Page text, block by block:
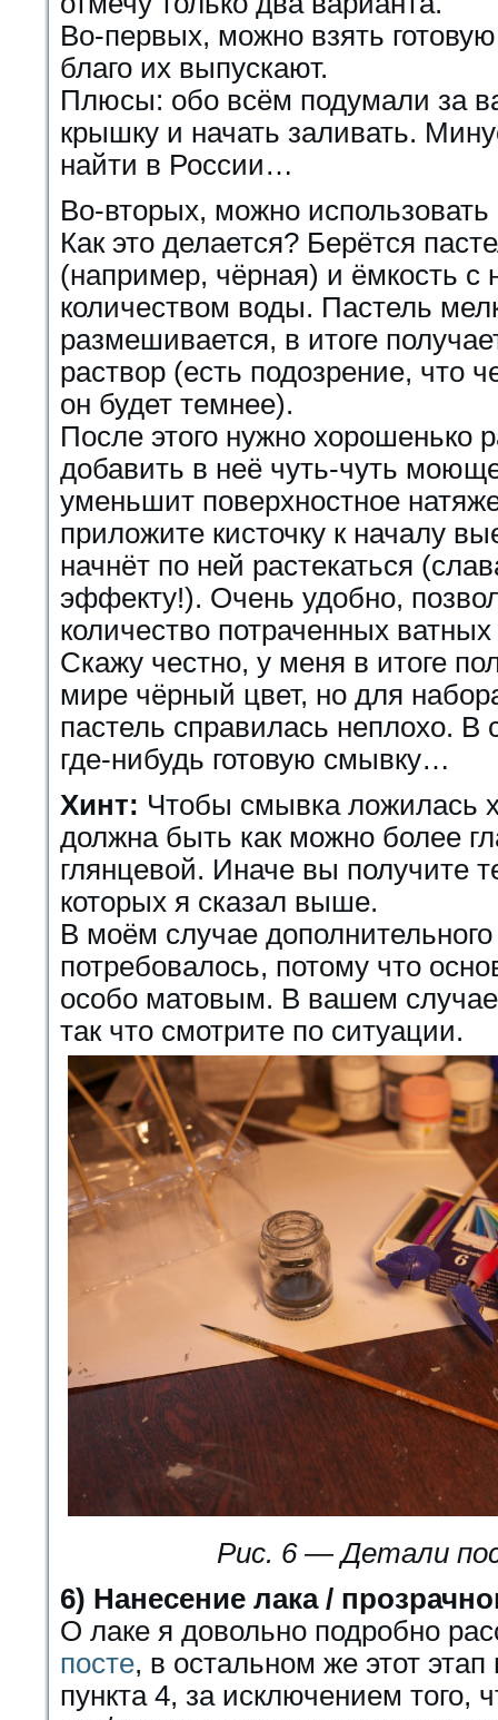
Во-первых, можно взять
благо их выпускают.
Плюсы: обо всём подумали за
крышку и начать заливать.
найти в России…
Во-вторых, можно использовать
Как это делается? Берётся
(например, чёрная) и ёмкость
количеством воды. Пастель
размешивается, в итоге
раствор (есть подозрение, что
он будет темнее).
После этого нужно хорошенько
добавить в неё чуть-чуть
уменьшит поверхностное
приложите кисточку к началу
начнёт по ней растекаться
эффекту!). Очень удобно,
количество потраченных
Скажу честно, у меня в итоге
мире чёрный цвет, но для
пастель справилась неплохо.
где-нибудь готовую смывку…
Хинт: Чтобы смывка ложилась
должна быть как можно более
глянцевой. Иначе вы получите
которых я сказал выше.
В моём случае дополнительного
потребовалось, потому что
особо матовым. В вашем случае
так что смотрите по ситуации.
Рис. 6 — Детали
6) Нанесение лака /
О лаке я довольно подробно
посте, в остальном же этот
пункта 4, за исключением того,